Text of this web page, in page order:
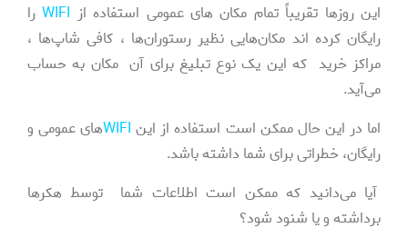
این روزها تقریباً تمام مکان های عمومی استفاده از WIFIرا
رایگان کرده اند مکان‌هایی نظیر رستوران‌ها ، کافی شاپ‌ها ،
مراکز خرید که این یک نوع تبلیغ برای آن مکان به حساب
می‌آ‌ید.
اما در این حال ممکن است استفاده از این WIFI‌های عمومی و
رایگان، خطراتی برای شما داشته باشد.
آیا می‌دانید که ممکن است اطلاعات شما توسط هکر‌ها
برداشته و یا شنود شود؟